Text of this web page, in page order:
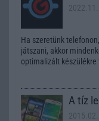
Ha szeretünk
játszani, akkor
optimalizált készülékre
A tíz